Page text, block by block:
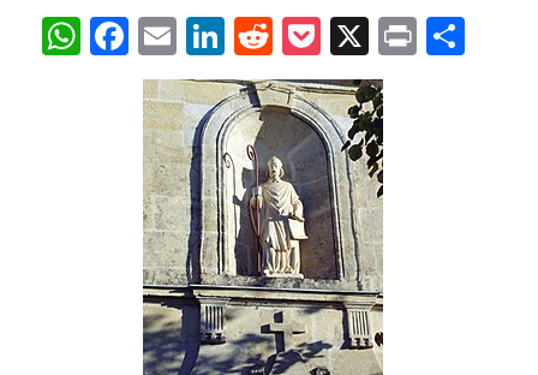
WhatsApp
Facebook
EmailLinkedIn
Reddit
Pocket
X Print